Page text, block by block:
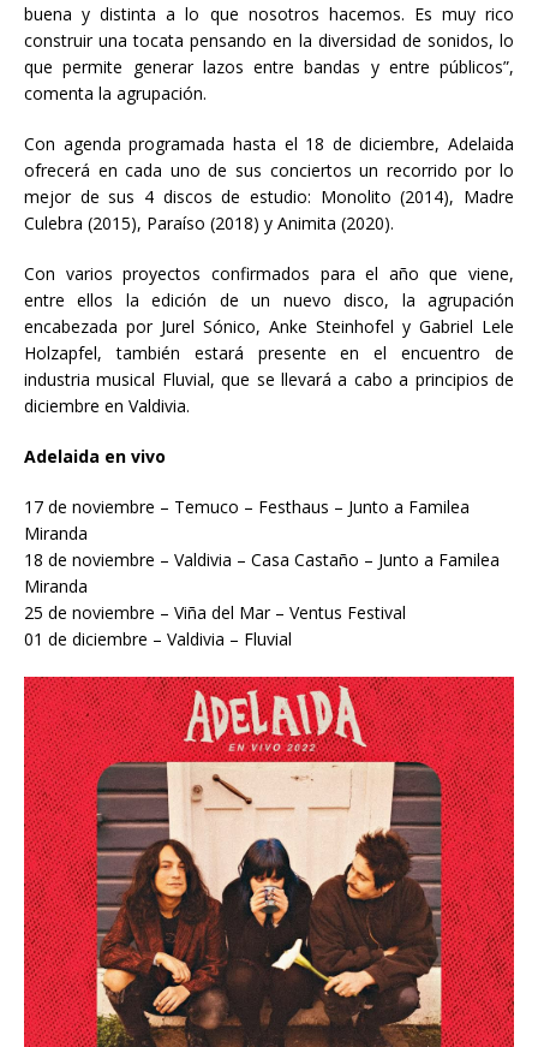
buena y distinta a lo que nosotros hacemos. Es muy rico
construir una tocata pensando en la diversidad de sonidos, lo
que permite generar lazos entre bandas y entre públicos”,
comenta la agrupación.
Con agenda programada hasta el 18 de diciembre, Adelaida
ofrecerá en cada uno de sus conciertos un recorrido por lo
mejor de sus 4 discos de estudio: Monolito (2014), Madre
Culebra (2015), Paraíso (2018) y Animita (2020).
Con varios proyectos confirmados para el año que viene,
entre ellos la edición de un nuevo disco, la agrupación
encabezada por Jurel Sónico, Anke Steinhofel y Gabriel Lele
Holzapfel, también estará presente en el encuentro de
industria musical Fluvial, que se llevará a cabo a principios de
diciembre en Valdivia.
Adelaida en vivo
17 de noviembre – Temuco – Festhaus – Junto a Familea
Miranda
18 de noviembre – Valdivia – Casa Castaño – Junto a Familea
Miranda
25 de noviembre – Viña del Mar – Ventus Festival
01 de diciembre – Valdivia – Fluvial